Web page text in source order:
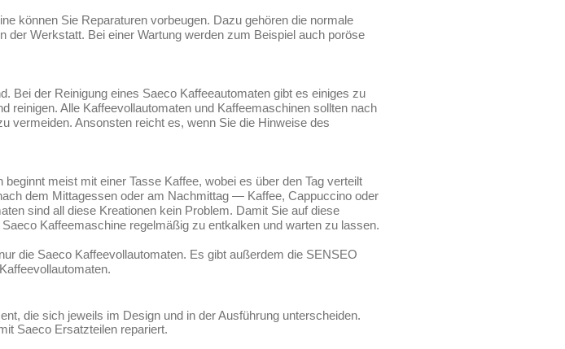
können Sie Reparaturen vorbeugen. Dazu gehören die normale
der Werkstatt. Bei einer Wartung werden zum Beispiel auch poröse
Bei der Reinigung eines Saeco Kaffeeautomaten gibt es einiges zu
reinigen. Alle Kaffeevollautomaten und Kaffeemaschinen sollten nach
vermeiden. Ansonsten reicht es, wenn Sie die Hinweise des
meist mit einer Tasse Kaffee, wobei es über den Tag verteilt
dem Mittagessen oder am Nachmittag — Kaffee, Cappuccino oder
sind all diese Kreationen kein Problem. Damit Sie auf diese
Kaffeemaschine regelmäßig zu entkalken und warten zu lassen.
die Saeco Kaffeevollautomaten. Es gibt außerdem die SENSEO
die sich jeweils im Design und in der Ausführung unterscheiden.
Saeco Ersatzteilen repariert.